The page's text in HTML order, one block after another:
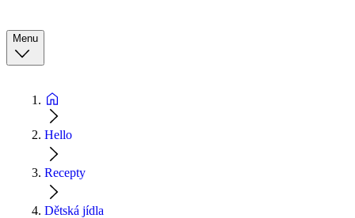
Menu
Hello
Recepty
Dětská jídla